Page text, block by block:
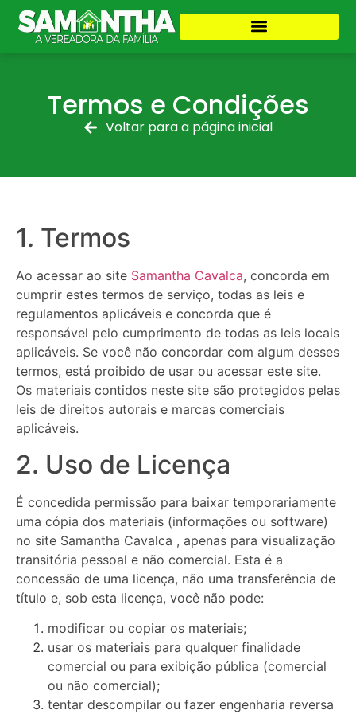
Termos e Condições
Voltar para a página inicial
1. Termos
Ao acessar ao site Samantha Cavalca, concorda em
cumprir estes termos de serviço, todas as leis e
regulamentos aplicáveis ​​e concorda que é
responsável pelo cumprimento de todas as leis locais
aplicáveis. Se você não concordar com algum desses
termos, está proibido de usar ou acessar este site.
Os materiais contidos neste site são protegidos pelas
leis de direitos autorais e marcas comerciais
aplicáveis.
2. Uso de Licença
É concedida permissão para baixar temporariamente
uma cópia dos materiais (informações ou software)
no site Samantha Cavalca , apenas para visualização
transitória pessoal e não comercial. Esta é a
concessão de uma licença, não uma transferência de
título e, sob esta licença, você não pode:
modificar ou copiar os materiais;
usar os materiais para qualquer finalidade
comercial ou para exibição pública (comercial
ou não comercial);
tentar descompilar ou fazer engenharia reversa